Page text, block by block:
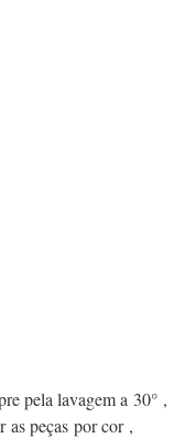
pela lavagem a 30° ,
as peças por cor ,